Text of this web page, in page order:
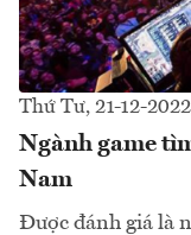
Thứ Tư, 21-12-2022
Ngành game
Nam
Được đánh giá là